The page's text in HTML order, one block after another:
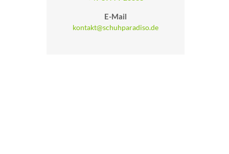
E-Mail
kontakt@schuhparadiso.de